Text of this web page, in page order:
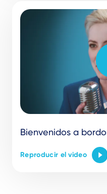
Bienvenidos a bordo
Reproducir el video